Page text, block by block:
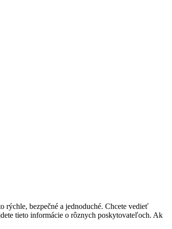
rýchle, bezpečné a jednoduché. Chcete vedieť
tieto informácie o rôznych poskytovateľoch. Ak